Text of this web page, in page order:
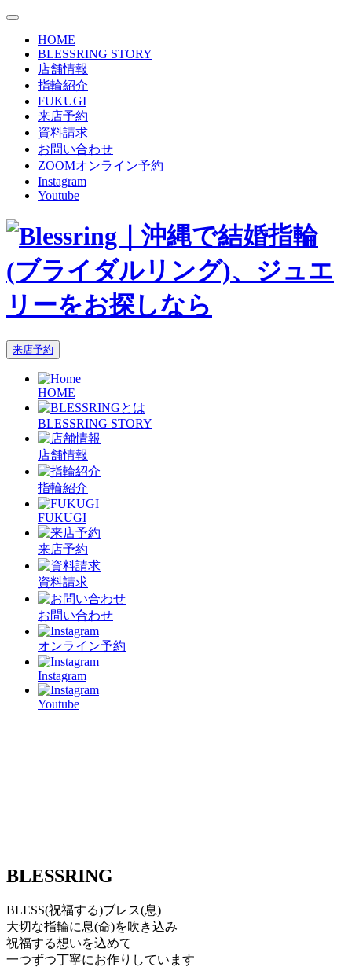
HOME
BLESSRING STORY
店舗情報
指輪紹介
FUKUGI
来店予約
資料請求
お問い合わせ
ZOOMオンライン予約
Instagram
Youtube
来店予約
HOME
BLESSRING STORY
店舗情報
指輪紹介
FUKUGI
来店予約
資料請求
お問い合わせ
オンライン予約
Instagram
Youtube
BLESSRING
BLESS(祝福する)ブレス(息)
大切な指輪に息(命)を吹き込み
祝福する想いを込めて
一つずつ丁寧にお作りしています